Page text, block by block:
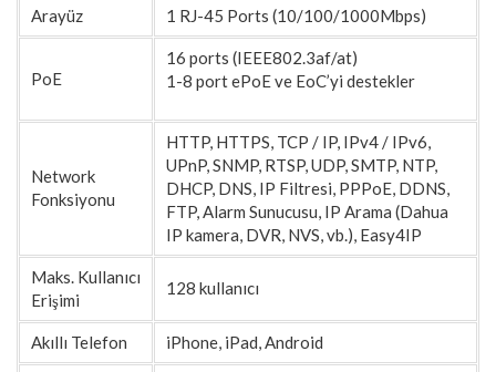
Arayüz 1 RJ-45 Ports (10/100/1000Mbps)
PoE
16 ports (IEEE802.3af/at)
1-8 port ePoE ve EoC’yi destekler
Network
Fonksiyonu
HTTP, HTTPS, TCP / IP, IPv4 / IPv6,
UPnP, SNMP, RTSP, UDP, SMTP, NTP,
DHCP, DNS, IP Filtresi, PPPoE, DDNS,
FTP, Alarm Sunucusu, IP Arama (Dahua
IP kamera, DVR, NVS, vb.), Easy4IP
Maks. Kullanıcı
Erişimi
128 kullanıcı
Akıllı Telefon iPhone, iPad, Android